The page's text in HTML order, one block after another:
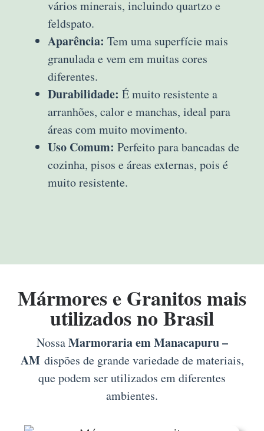
vários minerais, incluindo quartzo e
feldspato.
Aparência: Tem uma superfície mais
granulada e vem em muitas cores
diferentes.
Durabilidade: É muito resistente a
arranhões, calor e manchas, ideal para
áreas com muito movimento.
Uso Comum: Perfeito para bancadas de
cozinha, pisos e áreas externas, pois é
muito resistente.
Mármores e Granitos mais
utilizados no Brasil
NossaMarmoraria em Manacapuru –
AMdispões de grande variedade de materiais,
que podem ser utilizados em diferentes
ambientes.